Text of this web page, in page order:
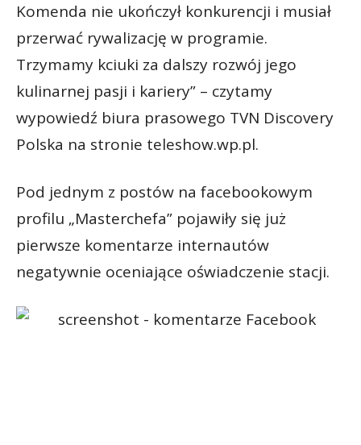
Komenda nie ukończył konkurencji i musiał
przerwać rywalizację w programie.
Trzymamy kciuki za dalszy rozwój jego
kulinarnej pasji i kariery” – czytamy
wypowiedź biura prasowego TVN Discovery
Polska na stronie teleshow.wp.pl.
Pod jednym z postów na facebookowym
profilu „Masterchefa” pojawiły się już
pierwsze komentarze internautów
negatywnie oceniające oświadczenie stacji.